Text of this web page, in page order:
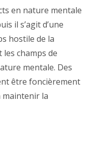
en nature mentale
il s’agit d’une
hostile de la
champs de
mentale. Des
être foncièrement
maintenir la